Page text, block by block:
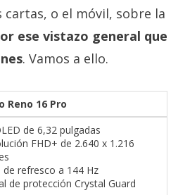
cartas, o el móvil, sobre la
ese vistazo general que
. Vamos a ello.
Reno 16 Pro
de 6,32 pulgadas
FHD+ de 2.640 x 1.216
de refresco a 144 Hz
de protección Crystal Guard